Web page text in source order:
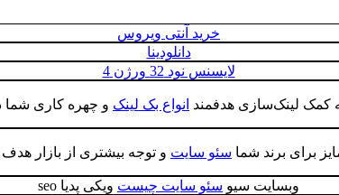
خرید آنتی ویروس
دانلودینا
لایسنس نود 32 ورژن 4
کمک لینک‌سازی هدفمند انواع بک لینک و چهره کاری شما
برای برند شما سئو سايت و توجه بیشتری از بازار
وبسایت سیو سئو سایت چیست ویکی پدیا seo